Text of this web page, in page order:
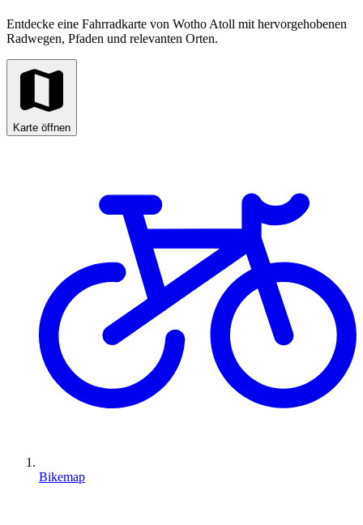
Entdecke eine Fahrradkarte von Wotho Atoll mit hervorgehobenen
Radwegen, Pfaden und relevanten Orten.
Karte öffnen
Bikemap